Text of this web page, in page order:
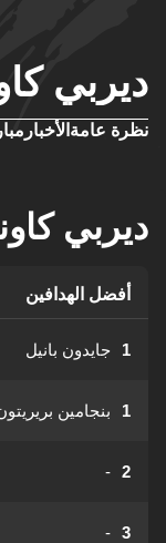
ديربي
نظرة عامة الأخبار
ديربي
أفضل الهدافين
1 جايدون بانيل
1 بنجامين
2
-
3
-